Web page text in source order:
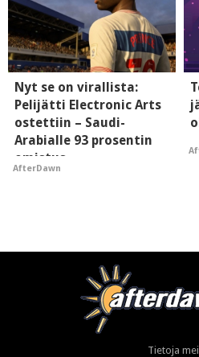
Nyt se on virallista:
Pelijätti Electronic Arts
ostettiin – Saudi-
Arabialle 93 prosentin
omistus
AfterDawn
Tietoja